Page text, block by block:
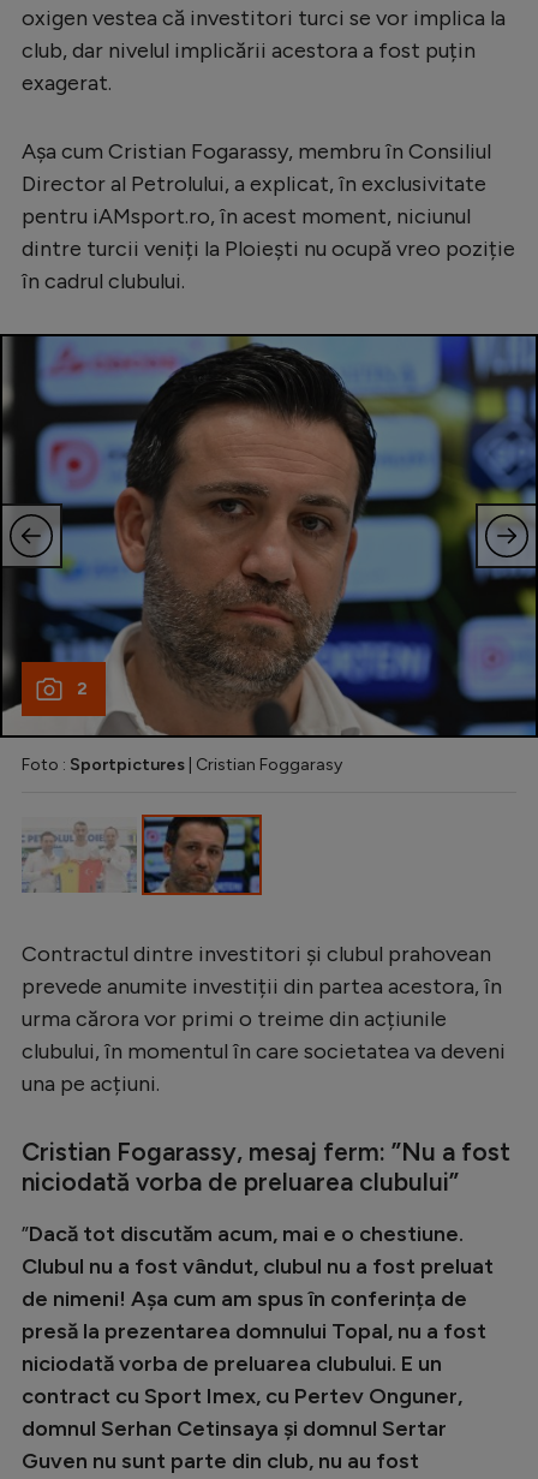
EURO 2024
Stranieri
Tenis
Handbal
Formula 1
Gimnastică
Auto
Rugby
Ciclism
Alte sporturi
JO 2024
JO 2026
Intră în cont
Creează cont
oxigen vestea că investitori turci se vor implica la
club, dar nivelul implicării acestora a fost puțin
exagerat.
Așa cum Cristian Fogarassy, membru în Consiliul
Director al Petrolului, a explicat, în exclusivitate
pentru iAMsport.ro, în acest moment, niciunul
dintre turcii veniți la Ploiești nu ocupă vreo poziție
în cadrul clubului.
2
Foto : Sportpictures | Cristian Foggarasy
Contractul dintre investitori și clubul prahovean
prevede anumite investiții din partea acestora, în
urma cărora vor primi o treime din acțiunile
clubului, în momentul în care societatea va deveni
una pe acțiuni.
Cristian Fogarassy, mesaj ferm: ”Nu a fost
niciodată vorba de preluarea clubului”
”Dacă tot discutăm acum, mai e o chestiune.
Clubul nu a fost vândut, clubul nu a fost preluat
de nimeni! Așa cum am spus în conferința de
presă la prezentarea domnului Topal, nu a fost
niciodată vorba de preluarea clubului. E un
contract cu Sport Imex, cu Pertev Onguner,
domnul Serhan Cetinsaya și domnul Sertar
Guven nu sunt parte din club, nu au fost